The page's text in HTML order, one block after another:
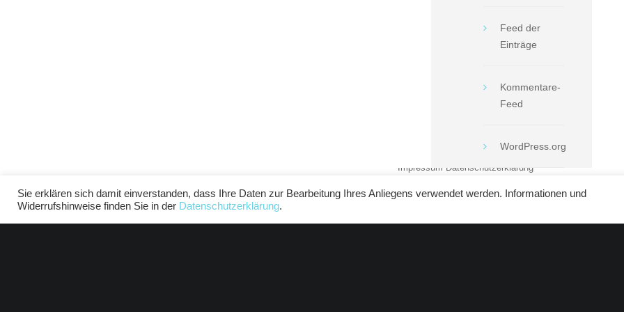
Feed der
Einträge
Kommentare-
Feed
WordPress.org
Impressum Datenschutzerklärung
Sie erklären sich damit einverstanden, dass Ihre Daten zur Bearbeitung Ihres Anliegens verwendet werden. Informationen und
Widerrufshinweise finden Sie in der Datenschutzerklärung.